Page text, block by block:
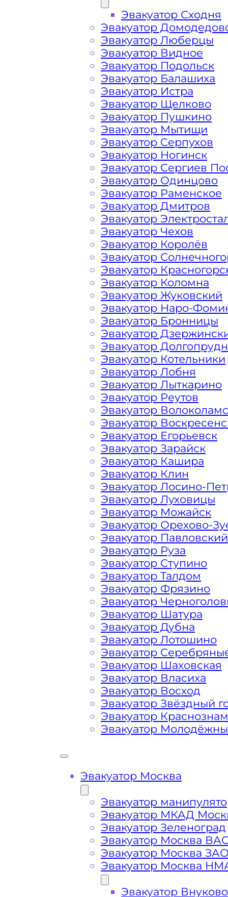
Как
Царицыно
Перевозка автомобиля по району
дешево, круглосуточно и срочно –
решить возникшие на дороге
вам свои услуги по вызову
найдете все, что нужно для
доступные цены, круглосуточную
большим опытом работы. Мы
эвакуатора на дороге по низкой
в сфере транспортировки и
Царицыно Москва. Мы используем
что позволяет срочно и безопасно
шоссе, автотрасс и
средства или ДТП. Вы всегда
эвакуатора и их ценой, как вЮжном
за пределами города
Царицыно Какая цена
Расчет стоимости эвакуатора за
каждом конкретном случае
готова порадовать доступными
На стоимость эвакуации
Габариты, вес и тип
Заказанный эвакуатор
платформой
Маршрут от места вызова
района Москвы Царицыно
Затрудняющие факторы –
передач (АКПП)
Буксировка автомобиля из
Эвакуатор Сходня
Эвакуатор
Эвакуатор Люберцы
Эвакуатор Видное
Эвакуатор Подольск
Эвакуатор Балашиха
Эвакуатор Истра
Эвакуатор Щелково
Эвакуатор Пушкино
Эвакуатор Мытищи
Эвакуатор Серпухов
Эвакуатор Ногинск
Эвакуатор Сергиев
Эвакуатор Одинцово
Эвакуатор Раменское
Эвакуатор Дмитров
Эвакуатор
Эвакуатор Чехов
Эвакуатор Королёв
Эвакуатор
Эвакуатор
Эвакуатор Коломна
Эвакуатор Жуковский
Эвакуатор Наро-
Эвакуатор Бронницы
Эвакуатор
Эвакуатор
Эвакуатор Котельники
Эвакуатор Лобня
Эвакуатор Лыткарино
Эвакуатор Реутов
Эвакуатор
Эвакуатор
Эвакуатор Егорьевск
Эвакуатор Зарайск
Эвакуатор Кашира
Эвакуатор Клин
Эвакуатор Лосино-
Эвакуатор Луховицы
Эвакуатор Можайск
Эвакуатор Орехово-
Эвакуатор
Эвакуатор Руза
Эвакуатор Ступино
Эвакуатор Талдом
Эвакуатор Фрязино
Эвакуатор
Эвакуатор Шатура
Эвакуатор Дубна
Эвакуатор Лотошино
Эвакуатор
Эвакуатор Шаховская
Эвакуатор Власиха
Эвакуатор Восход
Эвакуатор Звёздный
Эвакуатор
Эвакуатор
Эвакуатор Москва
Эвакуатор
Эвакуатор МКАД
Эвакуатор Зеленоград
Эвакуатор Москва
Эвакуатор Москва
Эвакуатор Москва
Эвакуатор Внуково